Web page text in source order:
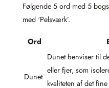
Følgende 5 ord med 5
med ‘Pelsværk’.
Ord
Dunet
Dunet henviser til
eller fjer, som
kvaliteten af det